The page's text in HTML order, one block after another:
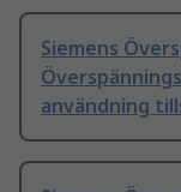
Siemens
användning